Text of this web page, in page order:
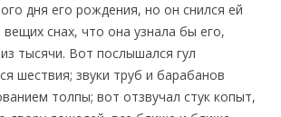
дня его рождения, но он снился ей
вещих снах, что она узнала бы его,
тысячи. Вот послышался гул
шествия; звуки труб и барабанов
толпы; вот отзвучал стук копыт,